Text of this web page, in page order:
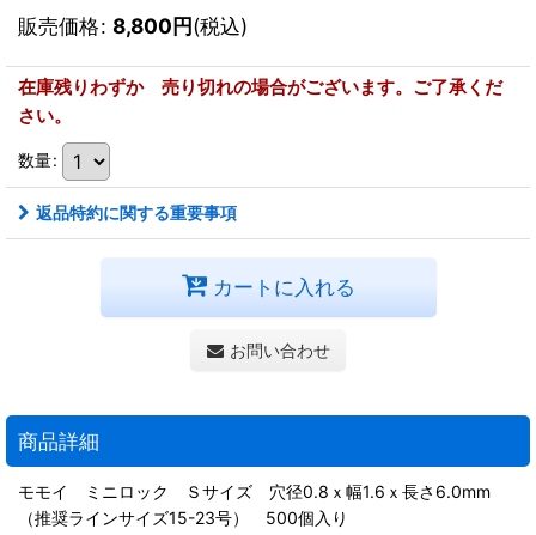
販売価格: 8,800円(税込)
在庫残りわずか 売り切れの場合がございます。ご了承くだ
さい。
数量:
返品特約に関する重要事項
カートに入れる
お問い合わせ
商品詳細
モモイ ミニロック Ｓサイズ 穴径0.8ｘ幅1.6ｘ長さ6.0mm
（推奨ラインサイズ15-23号） 500個入り